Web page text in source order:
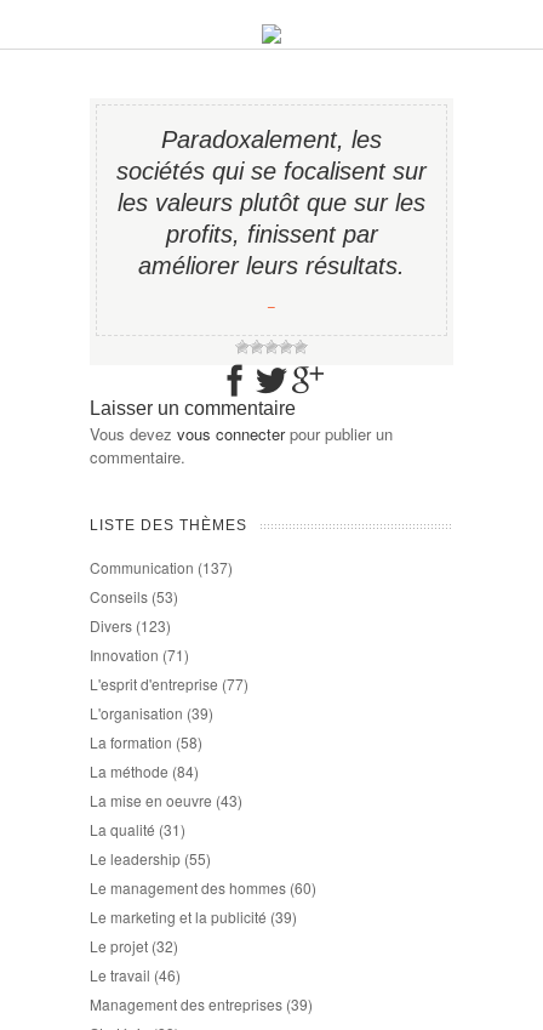
Paradoxalement, les
sociétés qui se focalisent sur
les valeurs plutôt que sur les
profits, finissent par
améliorer leurs résultats.
−
Laisser un commentaire
Vous devez vous connecterpour publier un
commentaire.
LISTE DES THÈMES
Communication (137)
Conseils (53)
Divers (123)
Innovation (71)
L'esprit d'entreprise (77)
L'organisation (39)
La formation (58)
La méthode (84)
La mise en oeuvre (43)
La qualité (31)
Le leadership (55)
Le management des hommes (60)
Le marketing et la publicité (39)
Le projet (32)
Le travail (46)
Management des entreprises (39)